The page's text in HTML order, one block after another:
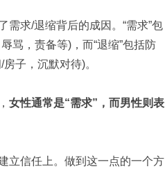
需求/退缩背后的成因。“需求”包
骂，责备等)，而“退缩”包括防
子，沉默对待)。
女性通常是“需求”，而男性则表
立信任上。做到这一点的一个方